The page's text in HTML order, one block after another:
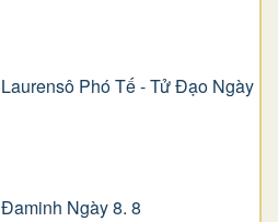
Phó Tế - Tử Đạo Ngày
Ngày 8. 8